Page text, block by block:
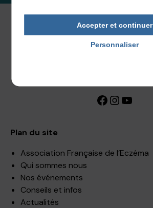
Facebook InstagramYouTube
Plan du site
Association Française de l’Eczéma
Qui sommes nous
Nos événements
Conseils et infos
Actualités
Accepter et continuer
Personnaliser